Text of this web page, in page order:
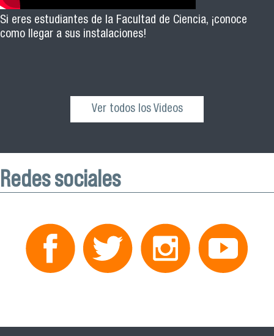
Si eres estudiantes de la Facultad de Ciencia, ¡conoce
como llegar a sus instalaciones!
Ver todos los Videos
Redes sociales